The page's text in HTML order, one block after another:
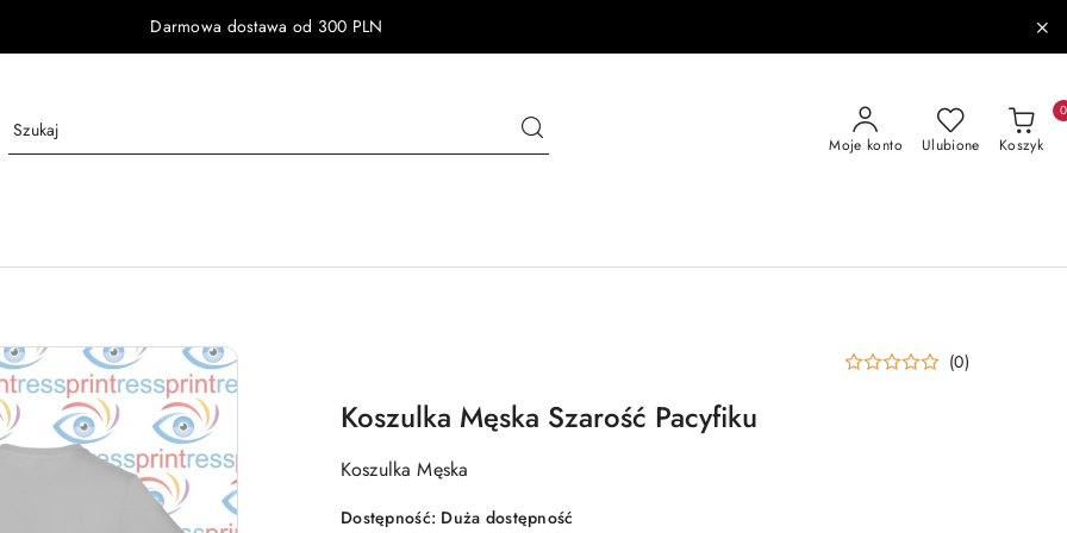
Darmowa dostawa od 300 PLN
Moje konto Ulubione Koszyk
0
(0)
Koszulka Męska Szarość Pacyfiku
Koszulka Męska
Dostępność: Duża dostępność